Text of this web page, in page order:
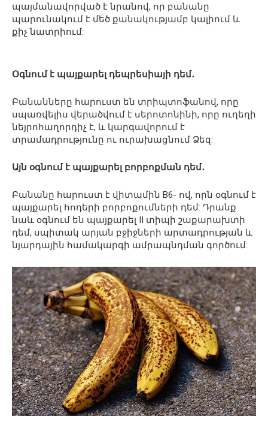
պայմանավորված է նրանով, որ բանանը
պարունակում է մեծ քանակությամբ կալիում և
քիչ նատրիում:
Օգնում է պայքարել դեպրեսիայի դեմ․
Բանանները հարուստ են տրիպտոֆանով, որը
սպառվելիս վերածվում է սերոտոնինի, որը ուղեղի
նեյրոհաղորդիչ է, և կարգավորում է
տրամադրությունը ու ուրախացնում Ձեզ:
Այն օգնում է պայքարել բորբոքման դեմ․
Բանանը հարուստ է վիտամին B6- ով, որն օգնում է
պայքարել հոդերի բորբոքումների դեմ: Դրանք
նաև օգնում են պայքարել II տիպի շաքարախտի
դեմ, սպիտակ արյան բջիջների արտադրության և
նյարդային համակարգի ամրապնդման գործում: